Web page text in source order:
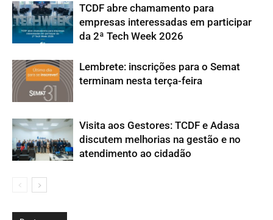
TCDF abre chamamento para
empresas interessadas em participar
da 2ª Tech Week 2026
Lembrete: inscrições para o Semat
terminam nesta terça-feira
Visita aos Gestores: TCDF e Adasa
discutem melhorias na gestão e no
atendimento ao cidadão